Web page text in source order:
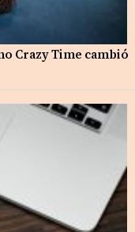
Crazy Time cambió